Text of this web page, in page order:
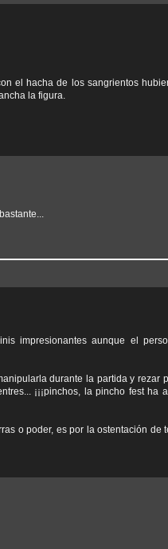
el hacha de los sangrientos
la figura.
impresionantes aunque el
durante la partida y rezar
¡¡¡pinchos, la pincho fest ha
o poder, es por la ostentación de